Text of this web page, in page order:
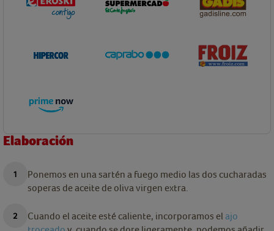
Elaboración
Ponemos en una sartén a fuego medio las dos cucharadas
soperas de aceite de oliva virgen extra.
Cuando el aceite esté caliente, incorporamos el ajo